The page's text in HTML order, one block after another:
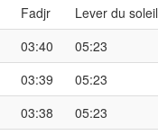
Fadjr Lever du soleil
03:40 05:23
03:39 05:23
03:38 05:23